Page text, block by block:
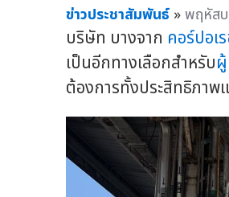
ข่าวประชาสัมพันธ์ »พฤหัส
บริษัท บางจาก คอร์ปอเ
เป็นอีกทางเลือกสำหรับ
ต้องการทั้งประสิทธิภาพ